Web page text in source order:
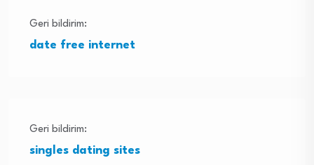
Geri bildirim:
date free internet
Geri bildirim:
singles dating sites